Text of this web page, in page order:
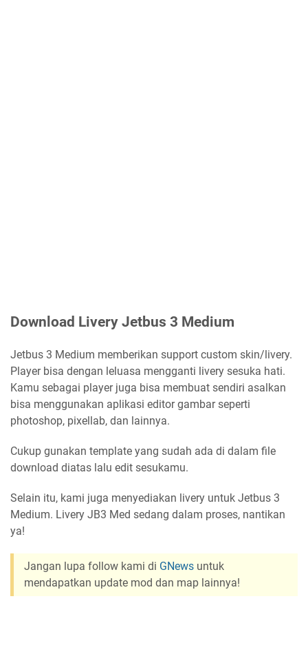
Download Livery Jetbus 3 Medium
Jetbus 3 Medium memberikan support custom skin/livery.
Player bisa dengan leluasa mengganti livery sesuka hati.
Kamu sebagai player juga bisa membuat sendiri asalkan
bisa menggunakan aplikasi editor gambar seperti
photoshop, pixellab, dan lainnya.
Cukup gunakan template yang sudah ada di dalam file
download diatas lalu edit sesukamu.
Selain itu, kami juga menyediakan livery untuk Jetbus 3
Medium. Livery JB3 Med sedang dalam proses, nantikan
ya!
Jangan lupa follow kami di GNews untuk
mendapatkan update mod dan map lainnya!